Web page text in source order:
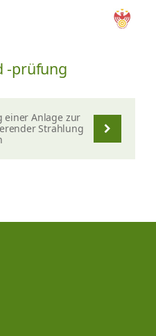
-prüfung
einer Anlage zur
Strahlung